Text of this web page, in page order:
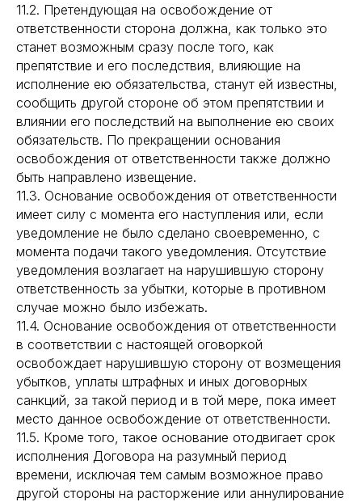
11.2. Претендующая на освобождение от
ответственности сторона должна, как только это
станет возможным сразу после того, как
препятствие и его последствия, влияющие на
исполнение ею обязательства, станут ей известны,
сообщить другой стороне об этом препятствии и
влиянии его последствий на выполнение ею своих
обязательств. По прекращении основания
освобождения от ответственности также должно
быть направлено извещение.
11.3. Основание освобождения от ответственности
имеет силу с момента его наступления или, если
уведомление не было сделано своевременно, с
момента подачи такого уведомления. Отсутствие
уведомления возлагает на нарушившую сторону
ответственность за убытки, которые в противном
случае можно было избежать.
11.4. Основание освобождения от ответственности
в соответствии с настоящей оговоркой
освобождает нарушившую сторону от возмещения
убытков, уплаты штрафных и иных договорных
санкций, за такой период и в той мере, пока имеет
место данное освобождение от ответственности.
11.5. Кроме того, такое основание отодвигает срок
исполнения Договора на разумный период
времени, исключая тем самым возможное право
другой стороны на расторжение или аннулирование